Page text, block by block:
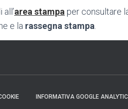
area stampa per consultare
e la rassegna stampa
INFORMATIVA GOOGLE